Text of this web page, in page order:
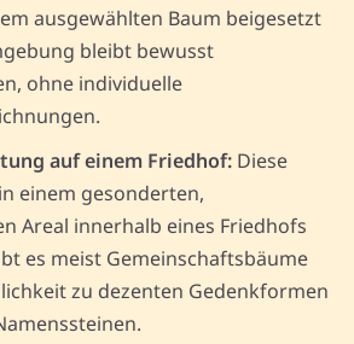
ausgewählten Baum beigesetzt
bleibt bewusst
ohne individuelle
auf einem Friedhof: Diese
einem gesonderten,
Areal innerhalb eines Friedhofs
es meist Gemeinschaftsbäume
zu dezenten Gedenkformen